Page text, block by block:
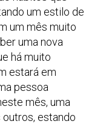
um estilo de
um mês muito
uma nova
há muito
estará em
pessoa
mês, uma
estando